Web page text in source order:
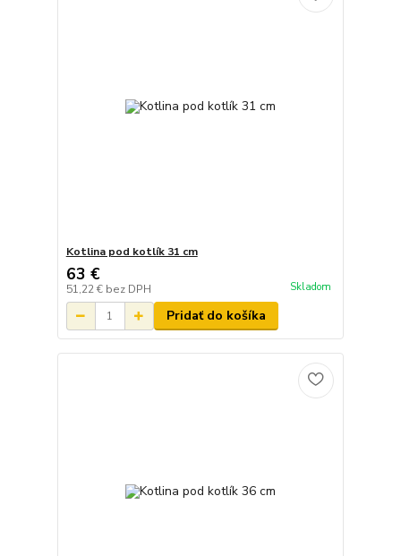
Kotlina pod kotlík 31 cm
63 €
51,22 € bez DPH Skladom
Pridať do košíka